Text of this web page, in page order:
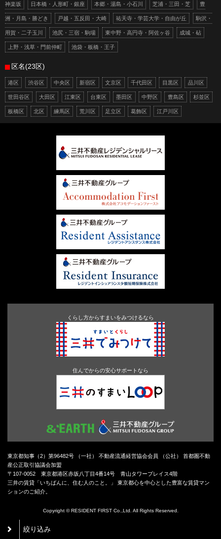
絞り込み
神楽坂 日本橋・人形町・銀座 本郷・湯島・小石川 芝浦・三田・芝 豊
洲・月島・勝どき 戸越・五反田・大崎 祐天寺・学芸大学・自由が丘 駒沢・
用賀・二子玉川 池尻・三宿・駒場 東中野・高円寺・阿佐ヶ谷 成城・砧
上野・浅草・門前仲町 池袋・板橋・王子
区名(23区)
港区 渋谷区 中央区 新宿区 文京区 千代田区 目黒区 品川区
世田谷区 大田区 江東区 台東区 墨田区 中野区 豊島区 杉並区
板橋区 北区 練馬区 荒川区 足立区 葛飾区 江戸川区
くらし方からすまいをみつけるなら
住んでからの安心サポートなら
東京都知事（2）第96482号 （一社） 不動産流通経営協会会員 （公社） 首都圏不動
産公正取引協議会加盟
〒107-0052 東京都港区赤坂八丁目4番14号 青山タワープレイス4階
三井の賃貸「いちばんに、住む人のこと。」 東京都心を中心とした豊富な賃貸マン
ションのご紹介。
Copyright © RESIDENT FIRST Co.,Ltd. All Rights Reserved.